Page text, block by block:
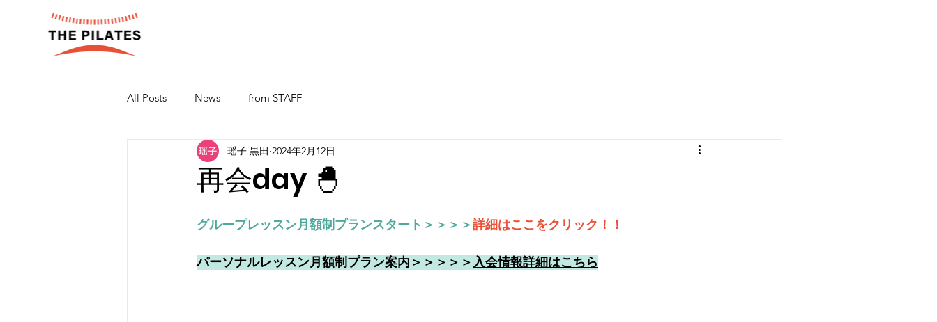
All Posts News from STAFF
再会day 🐣
瑶子 黒田 2024年2月12日
グループレッスン月額制プランスタート＞＞＞＞詳細はここをクリック！！
パーソナルレッスン月額制プラン案内＞＞＞＞＞ 入会情報詳細はこちら